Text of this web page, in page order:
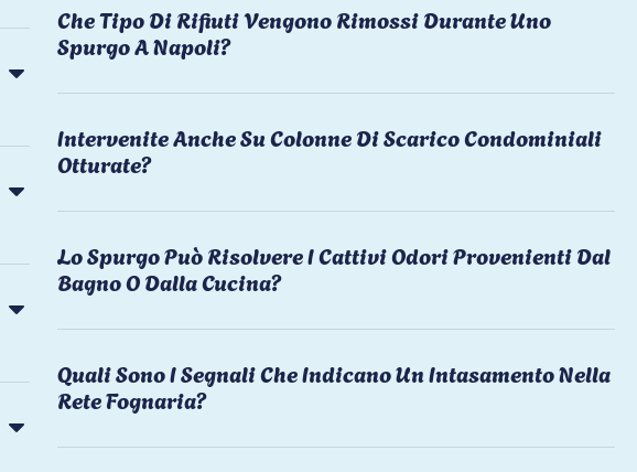
Che Tipo Di Rifiuti Vengono Rimossi Durante Uno
Spurgo A Napoli?
Intervenite Anche Su Colonne Di Scarico Condominiali
Otturate?
Lo Spurgo Può Risolvere I Cattivi Odori Provenienti Dal
Bagno O Dalla Cucina?
Quali Sono I Segnali Che Indicano Un Intasamento Nella
Rete Fognaria?